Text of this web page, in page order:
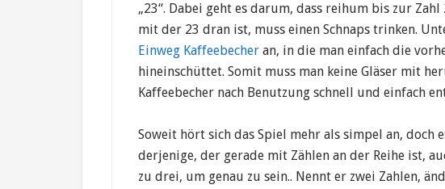
„23“. Dabei geht es darum, dass reihum bis zur
mit der 23 dran ist, muss einen Schnaps trinken.
Einweg Kaffeebecher an, in die man einfach die
hineinschüttet. Somit muss man keine Gläser mit
Kaffeebecher nach Benutzung schnell und einfach
Soweit hört sich das Spiel mehr als simpel an,
derjenige, der gerade mit Zählen an der Reihe ist,
zu drei, um genau zu sein.. Nennt er zwei Zahlen,